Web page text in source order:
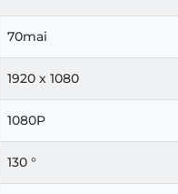
70mai
1920 x 1080
1080P
130 °